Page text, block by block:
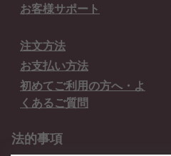
お客様サポート
注文方法
お支払い方法
初めてご利用の方へ・よ
くあるご質問
法的事項